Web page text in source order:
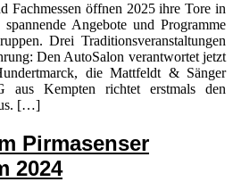
Fachmessen öffnen 2025 ihre Tore in
Angebote und Programme
Drei Traditionsveranstaltungen
Den AutoSalon verantwortet jetzt
die Mattfeldt & Sänger
aus Kempten richtet erstmals den
[…]
Pirmasenser
2024